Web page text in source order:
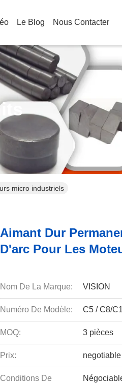
Le Blog Nous Contacter
micro industriels
Aimant Dur
D'arc Pour Les
Nom De La Marque: VISION
Numéro De Modèle: C5 / C8/
MOQ: 3 pièces
Prix: negotiable
Conditions De